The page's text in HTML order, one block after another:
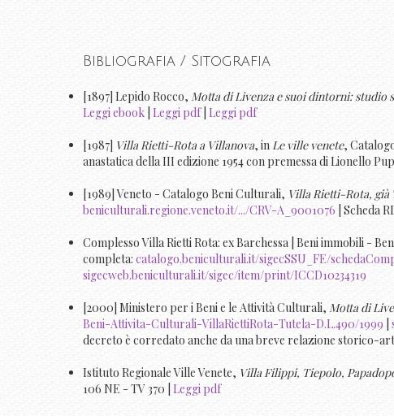
Bibliografia / Sitografia
[1897] Lepido Rocco, Motta di Livenza e suoi dintorni: studio
Leggi ebook Leggi pdf| Leggi pdf
[1987] Villa Rietti-Rota a Villanova, inLe ville venete,
anastatica della III edizione 1954 con premessa di Lionello
[1989] Veneto - Catalogo Beni Culturali, Villa Rietti-Rota, già
beniculturali.regione.veneto.it/.../CRV-A_9001076 | Scheda
Complesso Villa Rietti Rota: ex Barchessa | Beni immobili -
completa: catalogo.beniculturali.it/sigecSSU_FE/
sigecweb.beniculturali.it/sigec/item/print/ICCD10234319
[2000] Ministero per i Beni e le Attività Culturali, Motta di
Beni-Attivita-Culturali-VillaRiettiRota-Tutela-D.L.490/1999
decreto è corredato anche da una breve relazione storico-
Istituto Regionale Ville Venete, Villa Filippi, Tiepolo,
106 NE - TV 370 | Leggi pdf